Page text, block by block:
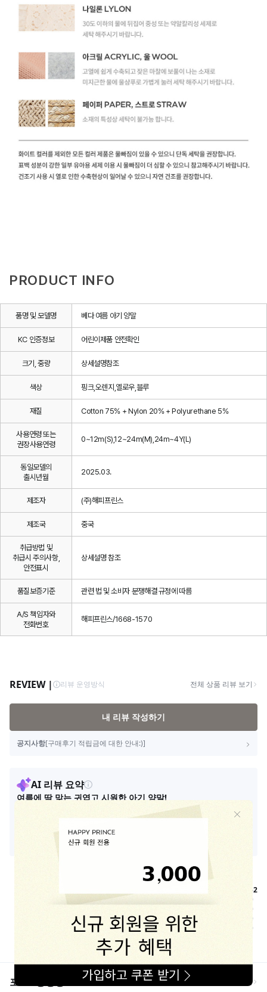
PRODUCT INFO
품명 및 모델명 베다 여름 아기 양말
KC 인증정보 어린이제품 안전확인
크기, 중량 상세설명참조
색상 핑크,오렌지,옐로우,블루
재질 Cotton 75% + Nylon 20% + Polyurethane 5%
사용연령 또는
권장사용연령
0~12m(S),12~24m(M),24m~4Y(L)
동일모델의
출시년월
2025.03.
제조자 (주)해피프린스
제조국 중국
취급방법 및
취급시 주의사항,
안전표시
상세설명 참조
품질보증기준 관련 법 및 소비자 분쟁해결 규정에 따름
A/S 책임자와
전화번호
해피프린스/1668-1570